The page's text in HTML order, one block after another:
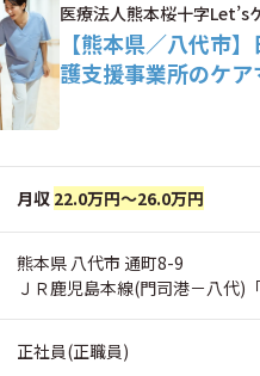
医療法人熊本桜十字Let’s
【熊本県／八代市
護支援事業所のケ
月収 22.0万円～26.0万円
熊本県 八代市 通町8-9
ＪＲ鹿児島本線(門司港－八代)
正社員(正職員)